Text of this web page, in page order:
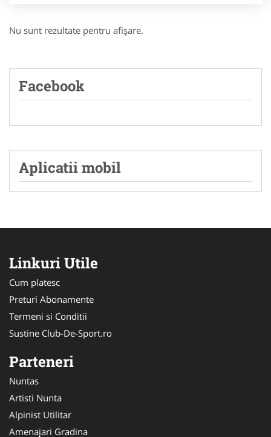
Nu sunt rezultate pentru afişare.
Facebook
Aplicatii mobil
Linkuri Utile
Cum platesc
Preturi Abonamente
Termeni si Conditii
Sustine Club-De-Sport.ro
Parteneri
Nuntas
Artisti Nunta
Alpinist Utilitar
Amenajari Gradina